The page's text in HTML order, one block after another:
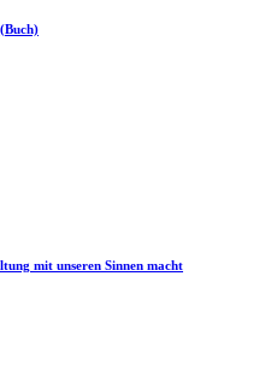
mit unseren Sinnen macht